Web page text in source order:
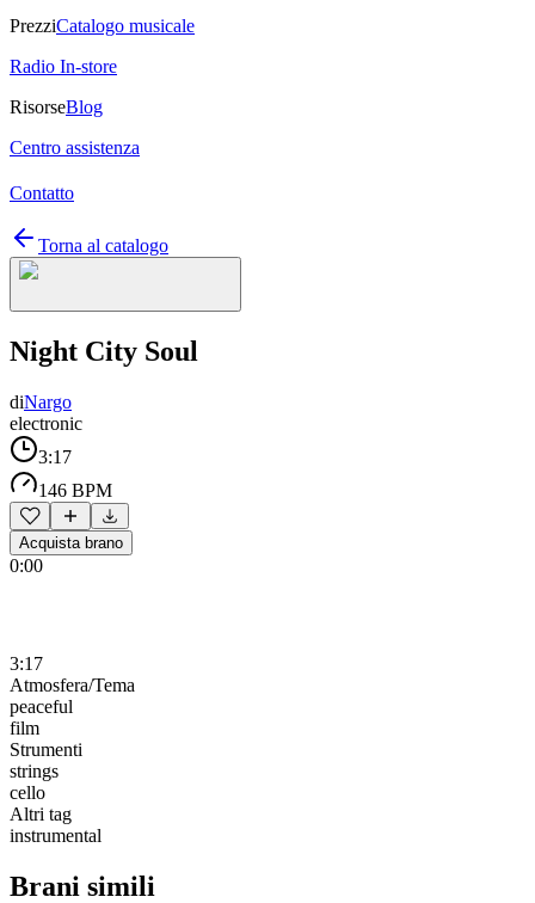
PrezziCatalogo musicale
Radio In-store
RisorseBlog
Centro assistenza
Contatto
Torna al catalogo
Night City Soul
diNargo
electronic
3:17
146 BPM
Acquista brano
0:00
3:17
Atmosfera/Tema
peaceful
film
Strumenti
strings
cello
Altri tag
instrumental
Brani simili